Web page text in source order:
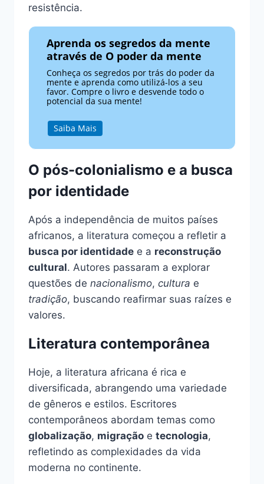
resistência.
Aprenda os segredos da mente
através de O poder da mente
Conheça os segredos por trás do poder da
mente e aprenda como utilizá-los a seu
favor. Compre o livro e desvende todo o
potencial da sua mente!
Saiba Mais
O pós-colonialismo e a busca
por identidade
Após a independência de muitos países
africanos, a literatura começou a refletir a
busca por identidade e a reconstrução
cultural. Autores passaram a explorar
questões de nacionalismo, cultura e
tradição, buscando reafirmar suas raízes e
valores.
Literatura contemporânea
Hoje, a literatura africana é rica e
diversificada, abrangendo uma variedade
de gêneros e estilos. Escritores
contemporâneos abordam temas como
globalização, migração e tecnologia,
refletindo as complexidades da vida
moderna no continente.